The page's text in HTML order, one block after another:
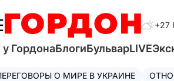
+27
у ГордонаБлогиБульварLIVE
О МИРЕ В УКРАИНЕ